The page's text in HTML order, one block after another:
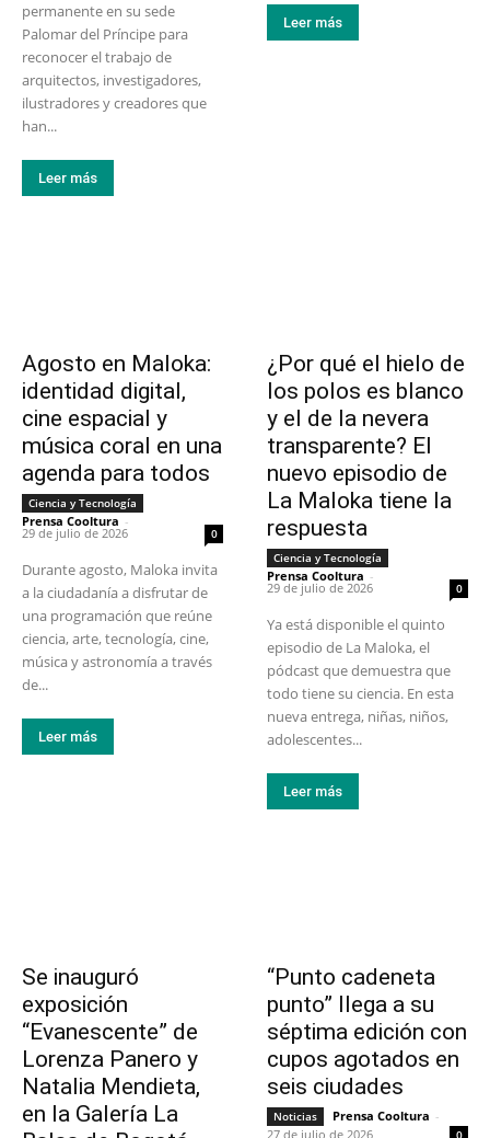
permanente en su sede
Palomar del Príncipe para
reconocer el trabajo de
arquitectos, investigadores,
ilustradores y creadores que
han...
Leer más
Leer más
Agosto en Maloka:
identidad digital,
cine espacial y
música coral en una
agenda para todos
Ciencia y Tecnología
Prensa Cooltura -
29 de julio de 2026 0
Durante agosto, Maloka invita
a la ciudadanía a disfrutar de
una programación que reúne
ciencia, arte, tecnología, cine,
música y astronomía a través
de...
Leer más
¿Por qué el hielo de
los polos es blanco
y el de la nevera
transparente? El
nuevo episodio de
La Maloka tiene la
respuesta
Ciencia y Tecnología
Prensa Cooltura -
29 de julio de 2026 0
Ya está disponible el quinto
episodio de La Maloka, el
pódcast que demuestra que
todo tiene su ciencia. En esta
nueva entrega, niñas, niños,
adolescentes...
Leer más
Se inauguró
exposición
“Evanescente” de
Lorenza Panero y
Natalia Mendieta,
en la Galería La
“Punto cadeneta
punto” llega a su
séptima edición con
cupos agotados en
seis ciudades
Noticias Prensa Cooltura -
27 de julio de 2026
0